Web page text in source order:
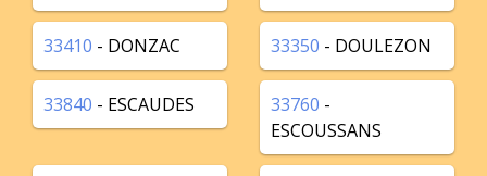
33410 - DONZAC 33350 - DOULEZON
33840 - ESCAUDES 33760 -
ESCOUSSANS